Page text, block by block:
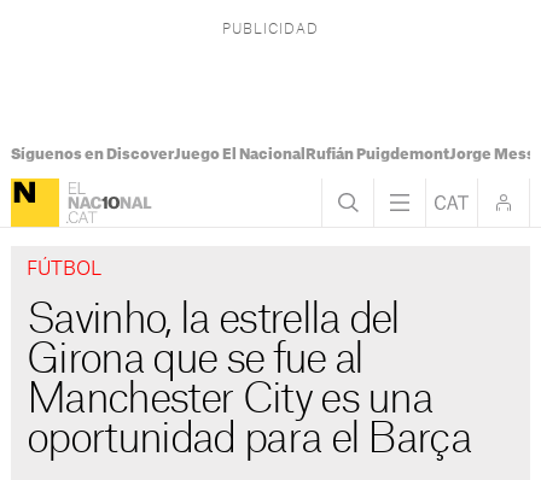
Síguenos en DiscoverJuego El Nacional Rufián PuigdemontJorge Messi
FÚTBOL
Savinho, la estrella del
Girona que se fue al
Manchester City es una
oportunidad para el Barça